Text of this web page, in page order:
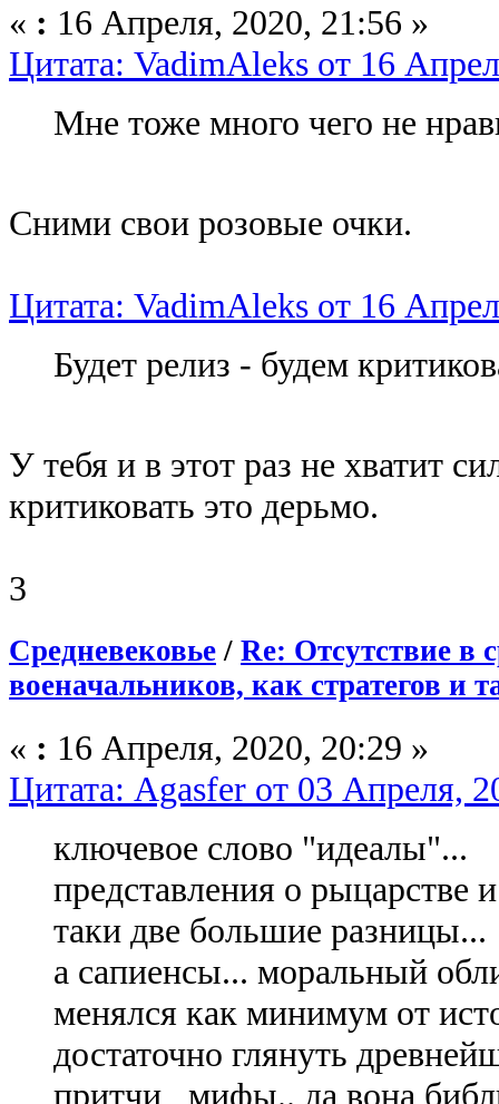
« : 16 Апреля, 2020, 21:56 »
Цитата: VadimAleks от 16
Мне тоже много чего не
Сними свои розовые очки.
Цитата: VadimAleks от 16
Будет релиз - будем
У тебя и в этот раз не хватит
критиковать это дерьмо.
3
Средневековье / Re: Отсутствие в
военачальников, как стратегов и
« : 16 Апреля, 2020, 20:29 »
Цитата: Agasfer от 03 Апреля,
ключевое слово "идеалы"...
представления о рыцарстве
таки две большие разницы...
а сапиенсы... моральный
менялся как минимум от
достаточно глянуть
притчи , мифы.. да вона